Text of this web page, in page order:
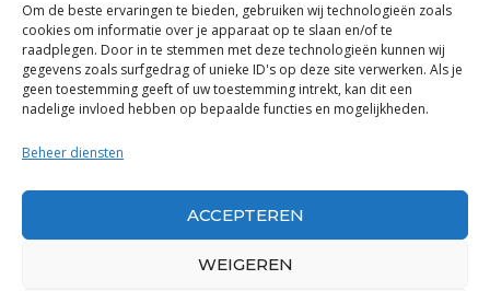
Om de beste ervaringen te bieden, gebruiken wij technologieën zoals
cookies om informatie over je apparaat op te slaan en/of te
raadplegen. Door in te stemmen met deze technologieën kunnen wij
gegevens zoals surfgedrag of unieke ID's op deze site verwerken. Als je
geen toestemming geeft of uw toestemming intrekt, kan dit een
nadelige invloed hebben op bepaalde functies en mogelijkheden.
Beheer diensten
ACCEPTEREN
WEIGEREN
“Voor de mooiste Blues, Rock, Roots &
Americana”
Copyright 2019 – 2026 Bluestown Music – All